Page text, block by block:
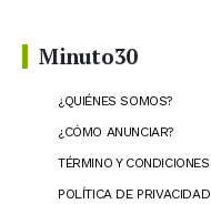
Minuto30
¿QUIÉNES SOMOS?
¿CÓMO ANUNCIAR?
TÉRMINO Y CONDICIONES
POLÍTICA DE PRIVACIDAD